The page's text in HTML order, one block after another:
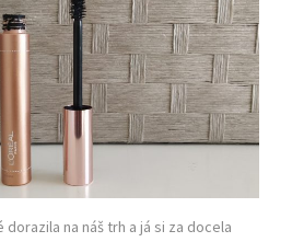
na náš trh a já si za docela